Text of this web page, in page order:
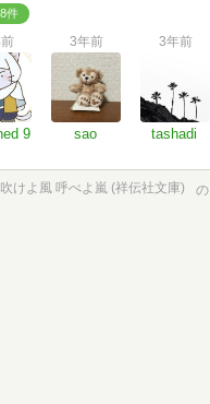
件
9
3年前
sao
3年前
tashadi
吹けよ風 呼べよ嵐 (祥伝社文庫) の